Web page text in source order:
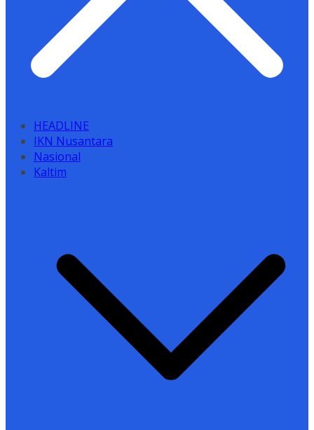
HEADLINE
IKN Nusantara
Nasional
Kaltim